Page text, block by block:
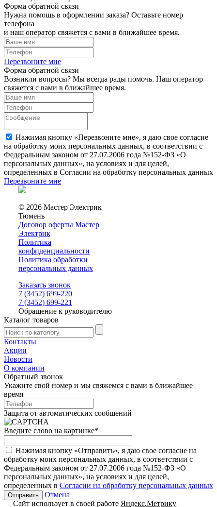
Форма обратной связи
Нужна помощь в оформлении заказа? Оставьте номер
телефона
и наш оператор свяжется с вами в ближайшее время.
Перезвоните мне
Форма обратной связи
Возникли вопросы? Мы всегда рады помочь. Наш оператор
свяжется с вами в ближайшее время.
Нажимая кнопку «Перезвоните мне», я даю свое согласие
на обработку моих персональных данных, в соответствии с
Федеральным законом от 27.07.2006 года №152-ФЗ «О
персональных данных», на условиях и для целей,
определенных в Согласии на обработку персональных данных
Перезвоните мне
© 2026 Мастер Электрик
Тюмень
Договор оферты Мастер
Электрик
Политика
конфиденциальности
Политика обработки
персональных данных
Заказать звонок
7 (3452) 699-220
7 (3452) 699-221
Обращение к руководителю
Каталог товаров
Контакты
Акции
Новости
О компании
Обратный звонок
Укажите свой номер и мы свяжемся с вами в ближайшее
время
Защита от автоматических сообщений
Введите слово на картинке*
Нажимая кнопку «Отправить», я даю свое согласие на
обработку моих персональных данных, в соответствии с
Федеральным законом от 27.07.2006 года №152-ФЗ «О
персональных данных», на условиях и для целей,
определенных в Согласии на обработку персональных данных
Отмена
Сайт использует в своей работе Яндекс.Метрику